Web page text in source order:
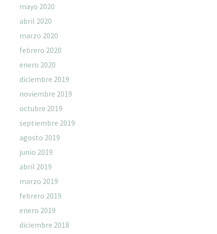
mayo 2020
abril 2020
marzo 2020
febrero 2020
enero 2020
diciembre 2019
noviembre 2019
octubre 2019
septiembre 2019
agosto 2019
junio 2019
abril 2019
marzo 2019
febrero 2019
enero 2019
diciembre 2018